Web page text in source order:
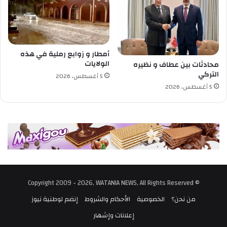
محادثات بين عطاف و نظيره
التركي
5 أغسطس، 2026
أمطار و زوابع رملية في هذه
الولايات
5 أغسطس، 2026
© Copyright 2009 - 2026, WATANIA NEWS, All Rights Reserved
من نحن؟
الخصوصية الأحكام والشروط إنضم لوطنية نيوز
إعلانات وإشهار